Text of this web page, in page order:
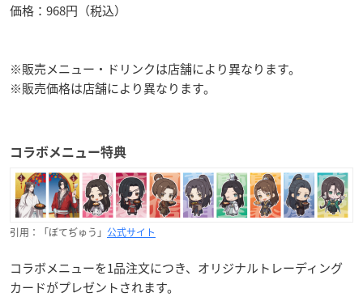
価格：968円（税込）
※販売メニュー・ドリンクは店舗により異なります。
※販売価格は店舗により異なります。
コラボメニュー特典
引用：「ぼてぢゅう」 公式サイト
コラボメニューを1品注文につき、オリジナルトレーディング
カードがプレゼントされます。